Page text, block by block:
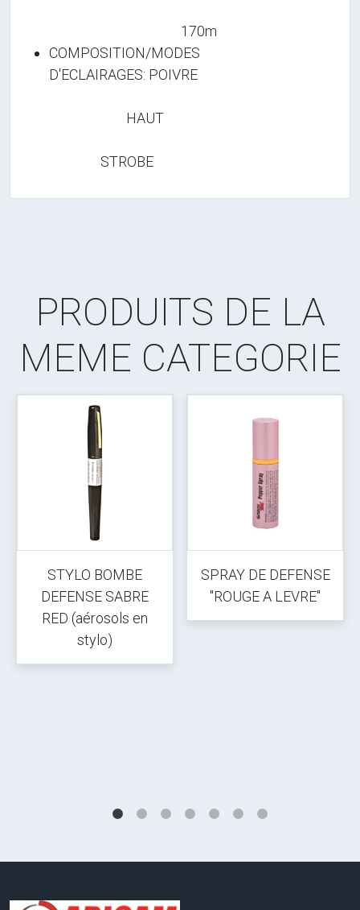
170m
COMPOSITION/MODES
D'ECLAIRAGES: POIVRE
HAUT
STROBE
PRODUITS DE LA
MEME CATEGORIE
STYLO BOMBE
DEFENSE SABRE
RED (aérosols en
stylo)
SPRAY DE DEFENSE
"ROUGE A LEVRE"